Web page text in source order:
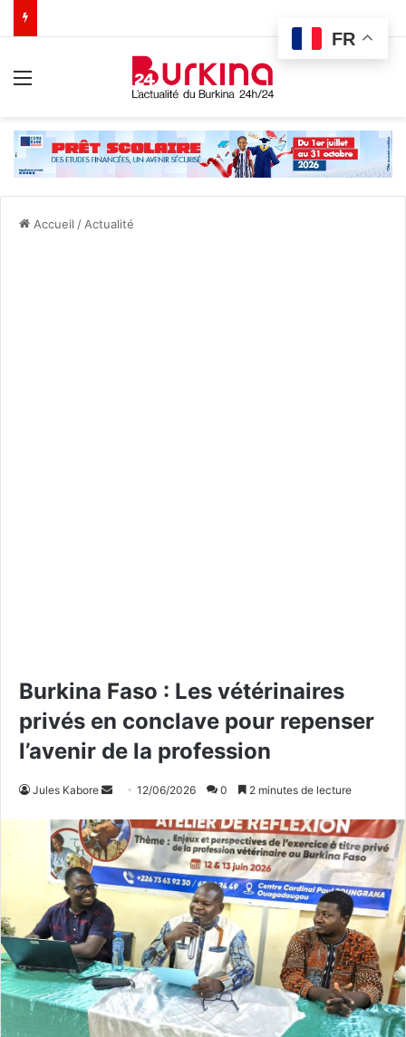
Accueil / Actualité
Burkina Faso : Les vétérinaires
privés en conclave pour repenser
l’avenir de la profession
Jules Kabore
v
o
y
r
u
n
c
o
u
12/06/2026 0 2 minutes de lecture
FR